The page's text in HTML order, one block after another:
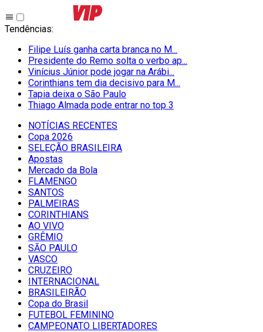
Tendências:
Filipe Luís ganha carta branca no M...
Presidente do Remo solta o verbo ap...
Vinícius Júnior pode jogar na Arábi...
Corinthians tem dia decisivo para M...
Tapia deixa o São Paulo
Thiago Almada pode entrar no top 3
NOTÍCIAS RECENTES
Copa 2026
SELEÇÃO BRASILEIRA
Apostas
Mercado da Bola
FLAMENGO
SANTOS
PALMEIRAS
CORINTHIANS
AO VIVO
GRÊMIO
SĀO PAULO
VASCO
CRUZEIRO
INTERNACIONAL
BRASILEIRÃO
Copa do Brasil
FUTEBOL FEMININO
CAMPEONATO LIBERTADORES